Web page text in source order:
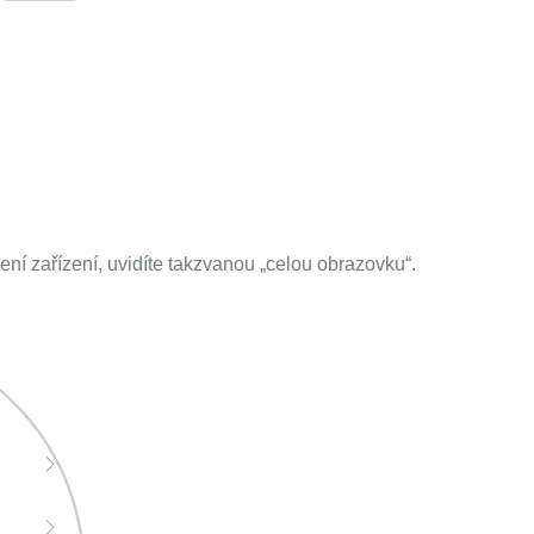
zařízení, uvidíte takzvanou „celou obrazovku“.